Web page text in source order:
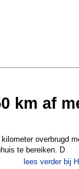
op Rottumeroog
km af
overbrugd
te bereiken. D
lees verder bij